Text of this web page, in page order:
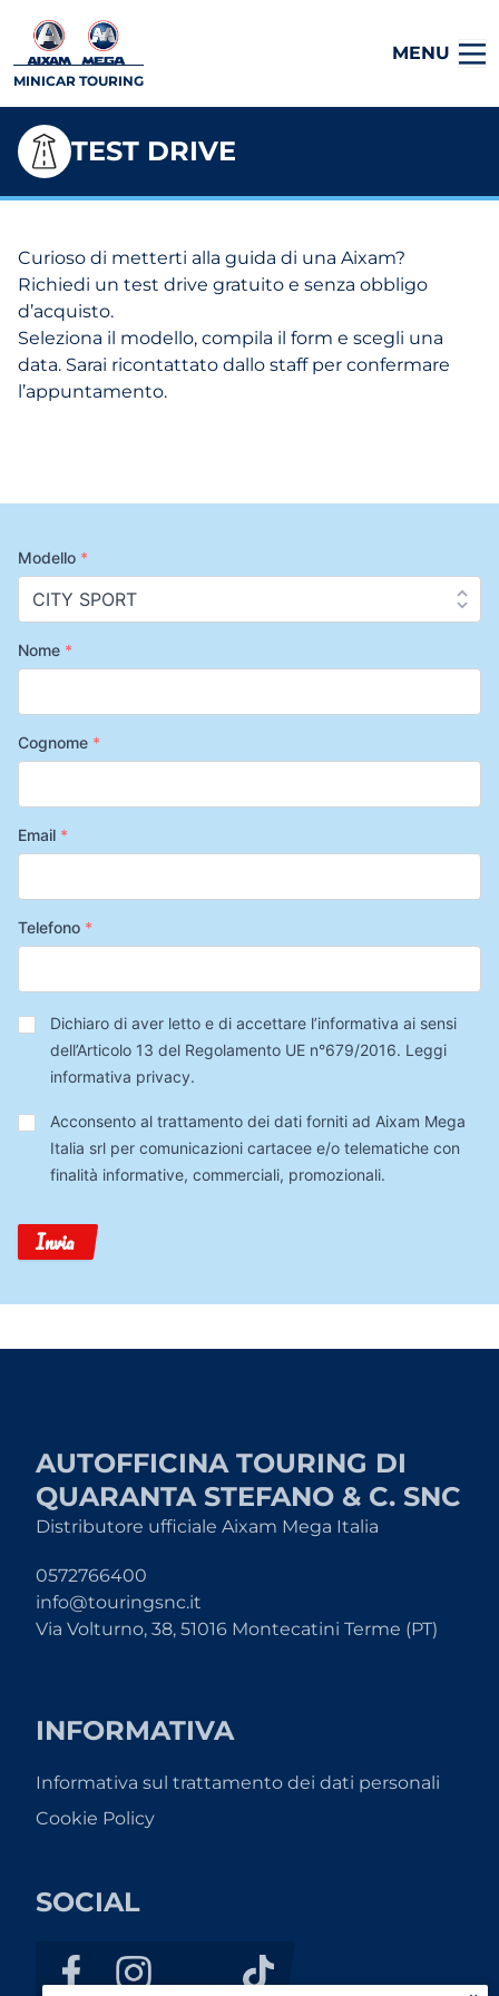
MINICAR TOURING
MENU
TEST DRIVE
Curioso di metterti alla guida di una Aixam?
Richiedi un test drive gratuito e senza obbligo
d’acquisto.
Seleziona il modello, compila il form e scegli una
data. Sarai ricontattato dallo staff per confermare
l’appuntamento.
Modello *
Nome *
Cognome *
Email *
Telefono *
Privacy*
Dichiaro di aver letto e di accettare l’informativa ai sensi
dell’Articolo 13 del Regolamento UE n°679/2016. Leggi
informativa privacy.
Trattamento
Dati
Acconsento al trattamento dei dati forniti ad Aixam Mega
Italia srl per comunicazioni cartacee e/o telematiche con
finalità informative, commerciali, promozionali.
Invia
AUTOFFICINA TOURING DI
QUARANTA STEFANO & C. SNC
Distributore ufficiale Aixam Mega Italia
0572766400
info@touringsnc.it
Via Volturno, 38, 51016 Montecatini Terme (PT)
INFORMATIVA
Informativa sul trattamento dei dati personali
Cookie Policy
SOCIAL